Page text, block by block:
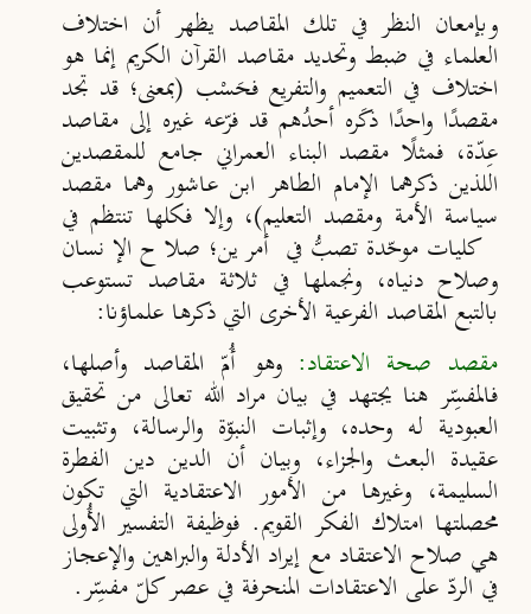
وبإمعان النظر في تلك المقاصد يظهر أن اختلاف
العلماء في ضبط وتحديد مقاصد القرآن الكريم إنما هو
اختلاف في التعميم والتفريع فحَسْب (بمعنى؛ قد تجد
مقصدًا واحدًا ذكَره أحدُهم قد فرّعه غيره إلى مقاصد
عِدّة، فمثلًا مقصد البناء العمراني جامع للمقصدين
اللذين ذكرهما الإمام الطاهر ابن عاشور وهما مقصد
سياسة الأمة ومقصد التعليم)، وإلا فكلها تنتظم في
كليات موحّدة تصبُّ في أمرين؛ صلاح الإنسان
وصلاح دنياه، ونجملها في ثلاثة مقاصد تستوعب
بالتبع المقاصد الفرعية الأخرى التي ذكرها علماؤنا:
مقصد صحة الاعتقاد:وهو أُمّ المقاصد وأصلها،
فالمفسِّر هنا يجتهد في بيان مراد الله تعالى من تحقيق
العبودية له وحده، وإثبات النبوّة والرسالة، وتثبيت
عقيدة البعث والجزاء، وبيان أن الدين دين الفطرة
السليمة، وغيرها من الأمور الاعتقادية التي تكون
محصلتها امتلاك الفكر القويم. فوظيفة التفسير الأُولى
هي صلاح الاعتقاد مع إيراد الأدلة والبراهين والإعجاز
في الردّ على الاعتقادات المنحرفة في عصر كلّ مفسِّر.